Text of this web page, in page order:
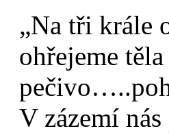
„Na tři krále
ohřejeme
V zázemí